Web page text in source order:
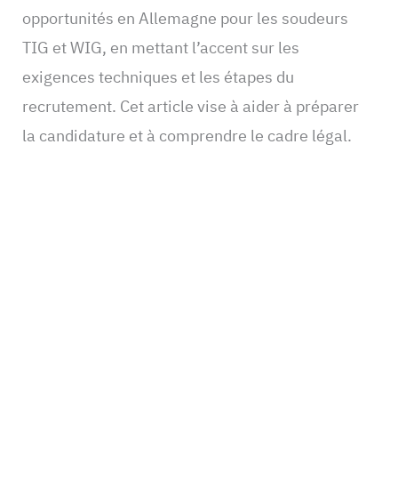
opportunités en Allemagne pour les soudeurs
TIG et WIG, en mettant l’accent sur les
exigences techniques et les étapes du
recrutement. Cet article vise à aider à préparer
la candidature et à comprendre le cadre légal.